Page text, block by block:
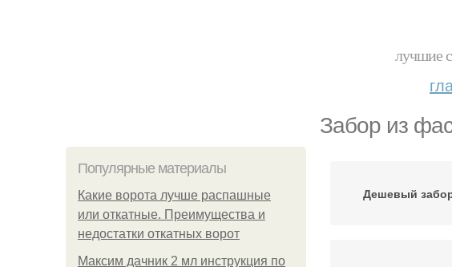
лучшие
Забор из
Популярные материалы
Какие ворота лучше распашные
или откатные. Преимущества и
недостатки откатных ворот
Максим дачник 2 мл инструкция по
Дешевый